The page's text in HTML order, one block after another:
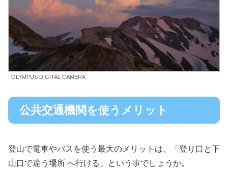
OLYMPUS DIGITAL CAMERA
公共交通機関を使うメリット
登山で電車やバスを使う最大のメリットは、「登り口と下
山口で違う場所 へ行ける」という事でしょうか。